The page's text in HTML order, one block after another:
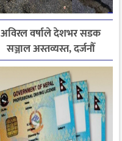
अविरल वर्षाले देशभर सडक
सञ्जाल अस्तव्यस्त, दर्जनौँ
राजमार्ग अवरुद्ध